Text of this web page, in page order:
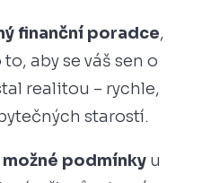
finanční poradce,
aby se váš sen o
realitou – rychle,
starostí.
podmínky u